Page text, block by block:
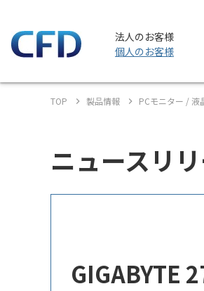
法人のお客様
個人のお客様
TOP 製品情報 PCモニター / 液
ニュースリ
GIGABYTE